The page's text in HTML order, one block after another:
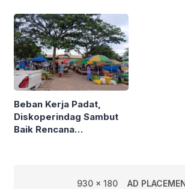
Kalimantan
Beban Kerja Padat,
Diskoperindag Sambut
Baik Rencana
930 x 180 AD